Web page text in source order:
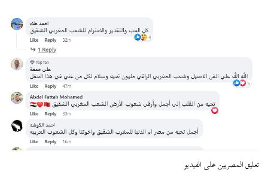
تعليق المصريين على الفيديو